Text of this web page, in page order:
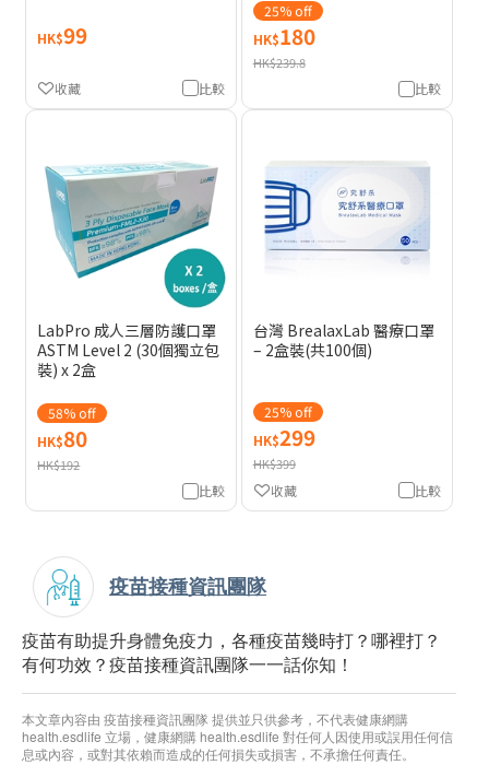
HK$99
比較
收藏
25% off
HK$180
HK$239.8
比較
LabPro 成人三層防護口罩
ASTM Level 2 (30個獨立包
裝) x 2盒
58% off
HK$80
HK$192
比較
台灣 BrealaxLab 醫療口罩
– 2盒裝(共100個)
25% off
HK$299
HK$399
比較
收藏
疫苗接種資訊團隊
疫苗有助提升身體免疫力，各種疫苗幾時打？哪裡打？
有何功效？疫苗接種資訊團隊一一話你知！
本文章內容由 疫苗接種資訊團隊 提供並只供參考，不代表健康網購
health.esdlife 立場，健康網購 health.esdlife 對任何人因使用或誤用任何信
息或內容，或對其依賴而造成的任何損失或損害，不承擔任何責任。